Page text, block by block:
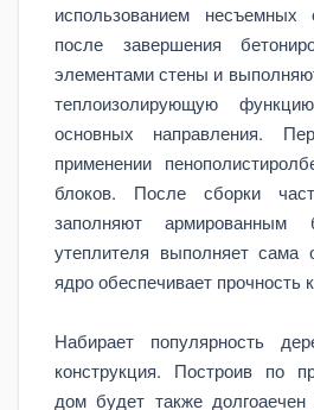
использованием несъемных
после завершения
элементами стены и
теплоизолирующую
основных направления.
применении
блоков. После сборки
заполняют армированным
утеплителя выполняет сама
ядро обеспечивает прочность
Набирает популярность
конструкция. Построив по
дом будет также